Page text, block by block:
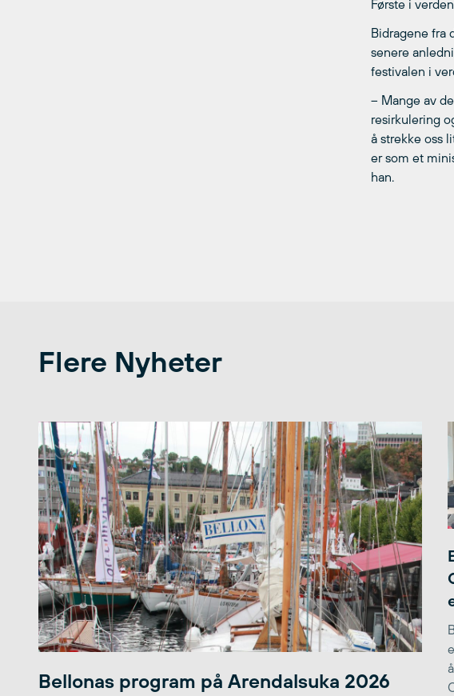
Første i verden
Bidragene fra
senere
festivalen i
– Mange av
resirkulering
å strekke oss
er som et
han.
Flere Nyheter
Bellonas program på Arendalsuka 2026